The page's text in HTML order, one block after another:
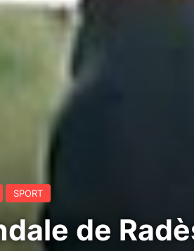
SPORT
de